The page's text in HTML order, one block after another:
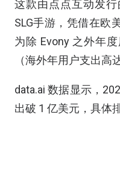
这款由点点互动发
SLG手游，凭借在欧
为除 Evony 之外年
（海外年用户支出高
data.ai 数据显示，
出破 1 亿美元，具体